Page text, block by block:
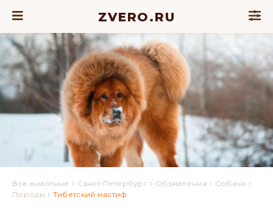
ZVERO.RU
Все животные › Санкт-Петербург › Объявления › Собаки ›
Породы › Тибетский мастиф